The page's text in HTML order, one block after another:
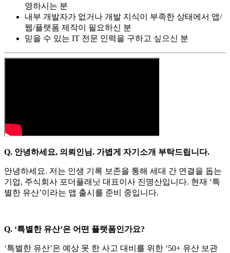
영하시는 분
내부 개발자가 없거나 개발 지식이 부족한 상태에서 앱/
웹/플랫폼 제작이 필요하신 분
믿을 수 있는 IT 전문 인력을 구하고 싶으신 분
Q. 안녕하세요, 의뢰인님. 가볍게 자기소개 부탁드립니다.
안녕하세요. 저는 인생 기록 보존을 통해 세대 간 연결을 돕는
기업, 주식회사 포더플래닛 대표이사 진명산입니다. 현재 ‘특
별한 유산’이라는 앱 출시를 준비 중입니다.
Q. ‘특별한 유산’은 어떤 플랫폼인가요?
‘특별한 유산’은 예상 못 한 사고 대비를 위한 ‘50+ 유산 보관